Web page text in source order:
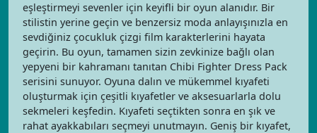
eşleştirmeyi sevenler için keyifli bir oyun alanıdır. Bir
stilistin yerine geçin ve benzersiz moda anlayışınızla en
sevdiğiniz çocukluk çizgi film karakterlerini hayata
geçirin. Bu oyun, tamamen sizin zevkinize bağlı olan
yepyeni bir kahramanı tanıtan Chibi Fighter Dress Pack
serisini sunuyor. Oyuna dalın ve mükemmel kıyafeti
oluşturmak için çeşitli kıyafetler ve aksesuarlarla dolu
sekmeleri keşfedin. Kıyafeti seçtikten sonra en şık ve
rahat ayakkabıları seçmeyi unutmayın. Geniş bir kıyafet,